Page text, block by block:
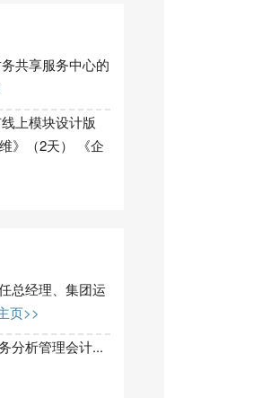
共享服务中心的
上模块设计版
》（2天） 《企
总经理、集团运
页>>
分析管理会计...